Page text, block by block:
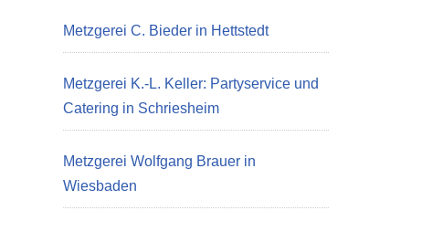
Metzgerei C. Bieder in Hettstedt
Metzgerei K.-L. Keller: Partyservice und
Catering in Schriesheim
Metzgerei Wolfgang Brauer in
Wiesbaden